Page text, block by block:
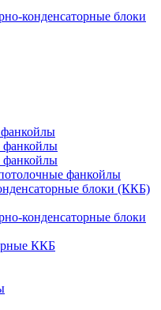
конденсаторные блоки
фанкойлы
фанкойлы
фанкойлы
блоки (ККБ)
конденсаторные блоки
ККБ